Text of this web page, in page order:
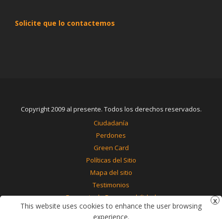
Solicite que lo contactemos
Copyright 2009 al presente. Todos los derechos reservados.
Ciudadanía
Perdones
Green Card
Políticas del Sitio
Mapa del sitio
Testimonios
Renuncia de Responsabilidad
Contáctenos
This website uses cookies to enhance the user browsing
experience.